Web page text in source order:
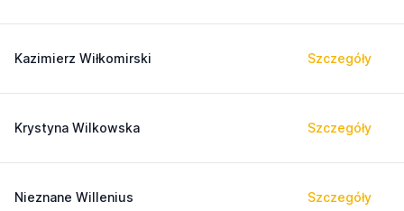
Kazimierz Wiłkomirski Szczegóły
Krystyna Wilkowska Szczegóły
Nieznane Willenius Szczegóły